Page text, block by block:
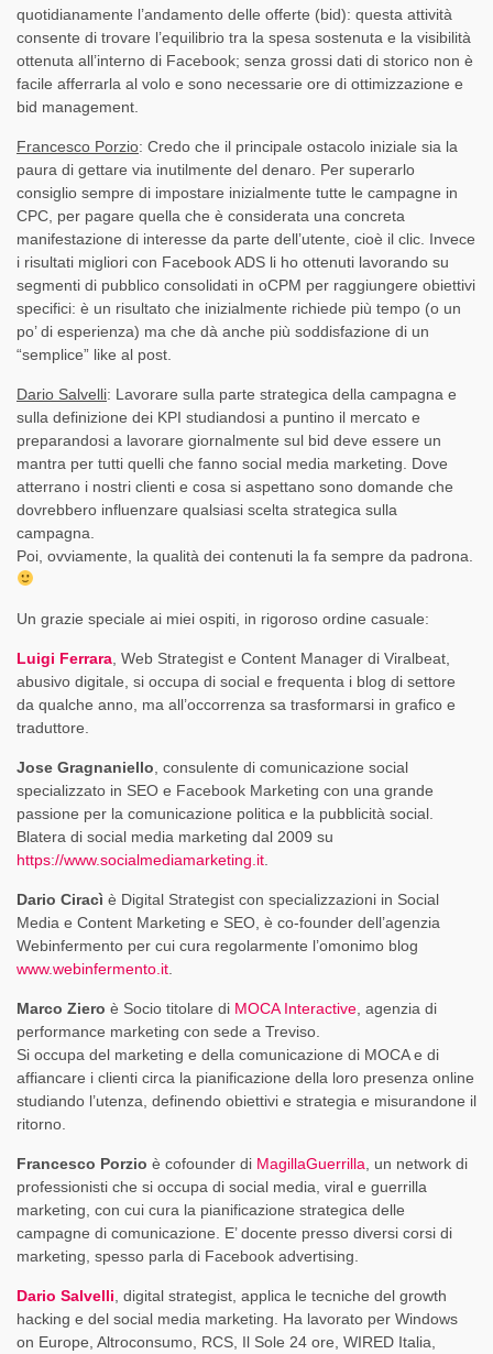
quotidianamente l’andamento delle offerte (bid): questa attività
consente di trovare l’equilibrio tra la spesa sostenuta e la visibilità
ottenuta all’interno di Facebook; senza grossi dati di storico non è
facile afferrarla al volo e sono necessarie ore di ottimizzazione e
bid management.
Francesco Porzio: Credo che il principale ostacolo iniziale sia la
paura di gettare via inutilmente del denaro. Per superarlo
consiglio sempre di impostare inizialmente tutte le campagne in
CPC, per pagare quella che è considerata una concreta
manifestazione di interesse da parte dell’utente, cioè il clic. Invece
i risultati migliori con Facebook ADS li ho ottenuti lavorando su
segmenti di pubblico consolidati in oCPM per raggiungere obiettivi
specifici: è un risultato che inizialmente richiede più tempo (o un
po’ di esperienza) ma che dà anche più soddisfazione di un
“semplice” like al post.
Dario Salvelli: Lavorare sulla parte strategica della campagna e
sulla definizione dei KPI studiandosi a puntino il mercato e
preparandosi a lavorare giornalmente sul bid deve essere un
mantra per tutti quelli che fanno social media marketing. Dove
atterrano i nostri clienti e cosa si aspettano sono domande che
dovrebbero influenzare qualsiasi scelta strategica sulla
campagna.
Poi, ovviamente, la qualità dei contenuti la fa sempre da padrona.
Un grazie speciale ai miei ospiti, in rigoroso ordine casuale:
Luigi Ferrara , Web Strategist e Content Manager di Viralbeat,
abusivo digitale, si occupa di social e frequenta i blog di settore
da qualche anno, ma all’occorrenza sa trasformarsi in grafico e
traduttore.
Jose Gragnaniello , consulente di comunicazione social
specializzato in SEO e Facebook Marketing con una grande
passione per la comunicazione politica e la pubblicità social.
Blatera di social media marketing dal 2009 su
https://www.socialmediamarketing.it
Dario Ciracì è Digital Strategist con specializzazioni in Social
Media e Content Marketing e SEO, è co-founder dell’agenzia
Webinfermento per cui cura regolarmente l’omonimo blog
www.webinfermento.it
Marco Ziero è Socio titolare di MOCA Interactive , agenzia di
performance marketing con sede a Treviso.
Si occupa del marketing e della comunicazione di MOCA e di
affiancare i clienti circa la pianificazione della loro presenza online
studiando l’utenza, definendo obiettivi e strategia e misurandone il
ritorno.
Francesco Porzio è cofounder di MagillaGuerrilla , un network di
professionisti che si occupa di social media, viral e guerrilla
marketing, con cui cura la pianificazione strategica delle
campagne di comunicazione. E’ docente presso diversi corsi di
marketing, spesso parla di Facebook advertising.
Dario Salvelli digital strategist, applica le tecniche del growth
hacking e del social media marketing. Ha lavorato per Windows
on Europe, Altroconsumo, RCS, Il Sole 24 ore, WIRED Italia,